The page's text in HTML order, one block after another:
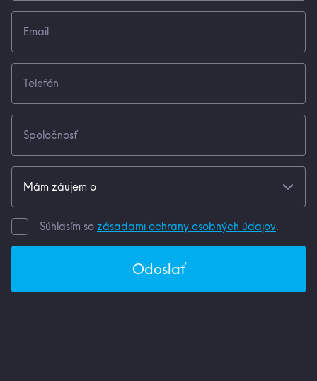
Súhlasím sozásadami ochrany osobných údajov.
Odoslať